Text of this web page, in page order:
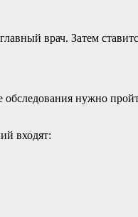
врач. Затем
обследования нужно
входят: